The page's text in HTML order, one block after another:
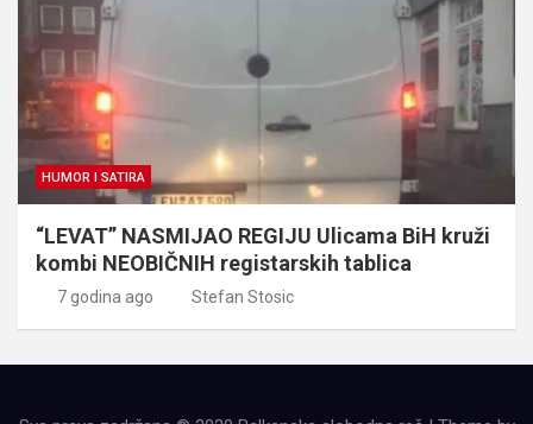
HUMOR I SATIRA
“LEVAT” NASMIJAO REGIJU Ulicama BiH kruži
kombi NEOBIČNIH registarskih tablica
7 godina ago Stefan Stosic